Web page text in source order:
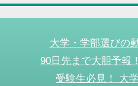
大学・学部選びの
90日先まで大胆予報
受験生必見！ 大